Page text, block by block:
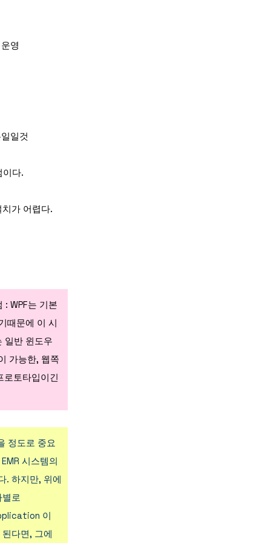
영
일것
이다.
가 어렵다.
: WPF는 기본
때문에 이 시
일반 윈도우
가능한, 웹쪽
로토타입이긴
정도로 중요
시스템의
. 하지만, 위에
별로
이
다면, 그에